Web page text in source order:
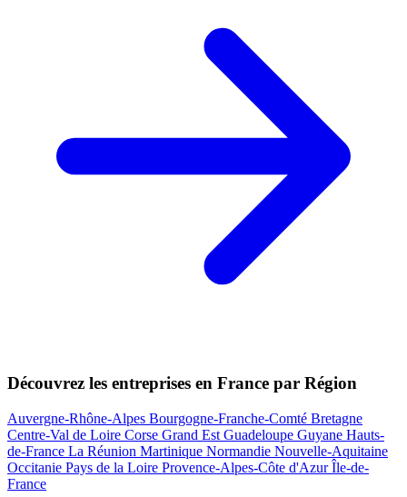
Découvrez les entreprises en France par Région
Auvergne-Rhône-Alpes Bourgogne-Franche-Comté Bretagne
Centre-Val de Loire Corse Grand Est Guadeloupe Guyane Hauts-
de-France La Réunion Martinique Normandie Nouvelle-Aquitaine
Occitanie Pays de la Loire Provence-Alpes-Côte d'AzurÎle-de-
France